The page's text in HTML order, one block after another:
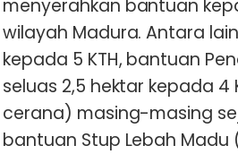
menyerahkan bantuan
wilayah Madura. Antara
kepada 5 KTH, bantuan
seluas 2,5 hektar kepada 4
cerana) masing-masing
bantuan Stup Lebah Madu